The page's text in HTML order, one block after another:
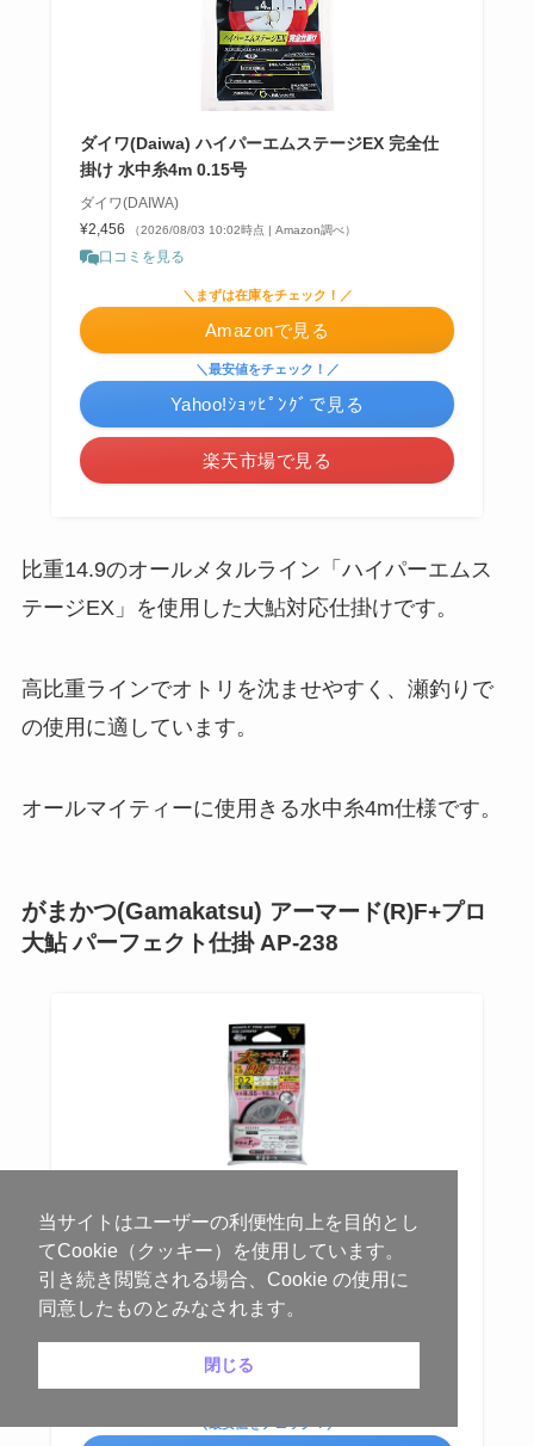
ダイワ(Daiwa) ハイパーエムステージEX 完全仕
掛け 水中糸4m 0.15号
ダイワ(DAIWA)
¥2,456
（2026/08/03 10:02時点 | Amazon調べ）
口コミを見る
＼まずは在庫をチェック！／
Amazonで見る
楽天市場で見る
＼最安値をチェック！／
Yahoo!ｼｮｯﾋﾟﾝｸﾞで見る
比重14.9のオールメタルライン「ハイパーエムス
テージEX」を使用した大鮎対応仕掛けです。
高比重ラインでオトリを沈ませやすく、瀬釣りで
の使用に適しています。
オールマイティーに使用きる水中糸4m仕様です。
がまかつ(Gamakatsu) アーマード(R)F+プロ
大鮎 パーフェクト仕掛 AP-238
ロ 大鮎パーフェクト仕掛
Gamakatsu(がまかつ)
¥1,248（2026/08/03 22:03時点 | Amazon調べ）
口コミを見る
Amazonで見る
当サイトはユーザーの利便性向上を目的とし
てCookie（クッキー）を使用しています。
引き続き閲覧される場合、Cookie の使用に
同意したものとみなされます。
閉じる